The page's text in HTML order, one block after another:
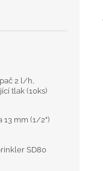
2 l/h,
tlak (10ks)
13 mm (1/2")
SD80